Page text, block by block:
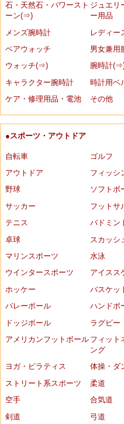
石・天然石・パワースト
ーン(⇒)
ジュエリ
ー用品
メンズ腕時計
レディー
ペアウォッチ
男女兼用
ウォッチ(⇒)
腕時計
キャラクター腕時計
時計用ベ
ケア・修理用品・電池
その他
●スポーツ・アウトドア
自転車
ゴルフ
アウトドア
フィッシ
野球
ソフトボ
サッカー
フットサ
テニス
バドミン
卓球
スカッシ
マリンスポーツ
水泳
ウインタースポーツ
アイスス
ホッケー
バスケッ
バレーボール
ハンドボ
ドッジボール
ラグビー
アメリカンフットボール フィット
ング
ヨガ・ピラティス
体操・ダ
ストリート系スポーツ
柔道
空手
合気道
剣道
弓道